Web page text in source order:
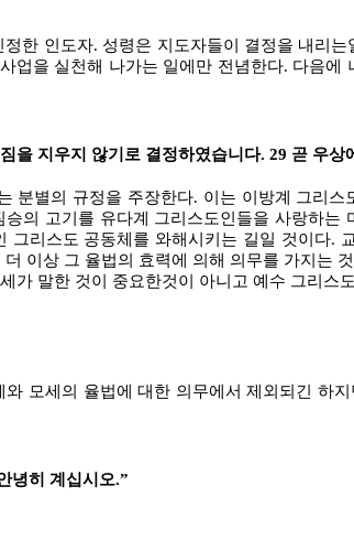
한 인도자. 성령은 지도자들이 결정을 내리
업을 실천해 나가는 일에만 전념한다. 다음
을 지우지 않기로 결정하였습니다. 29 곧 우
분별의 규정을 주장한다. 이는 이방계 그리
의 고기를 유다계 그리스도인들을 사랑하는
그리스도 공동체를 와해시키는 길일 것이다.
이상 그 율법의 효력에 의해 의무를 가지는
가 말한 것이 중요한것이 아니고 예수 그리스
모세의 율법에 대한 의무에서 제외되긴 하
녕히 계십시오.”